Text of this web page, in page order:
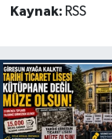
Kaynak: RSS